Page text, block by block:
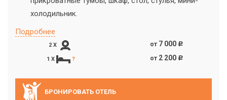
холодильник.
Подробнее
2 X от7 000 c
1 X ? от2 200 c
БРОНИРОВАТЬ ОТЕЛЬ